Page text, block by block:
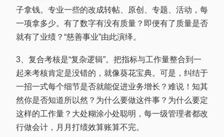
子拿钱。专业一些的改成转帖、原创、专题、活动，每
一项拿多少。有了数字有没有质量？即便有了质量是否
就有了业绩？“慈善事业”由此演绎。
3、复合考核是“复杂逻辑”。把指标与工作量整合到一
起来考核肯定是没错的，就像葵花宝典。可是，纠结于
一招一式每个细节是否就能促进业务增长？难说！知其
然你是否知道所以然？为什么要做这件事？为什么要定
这样的工作量？大处糊涂小处聪明，每一级管理者都改
行做会计，月月打绩效算账算不完。